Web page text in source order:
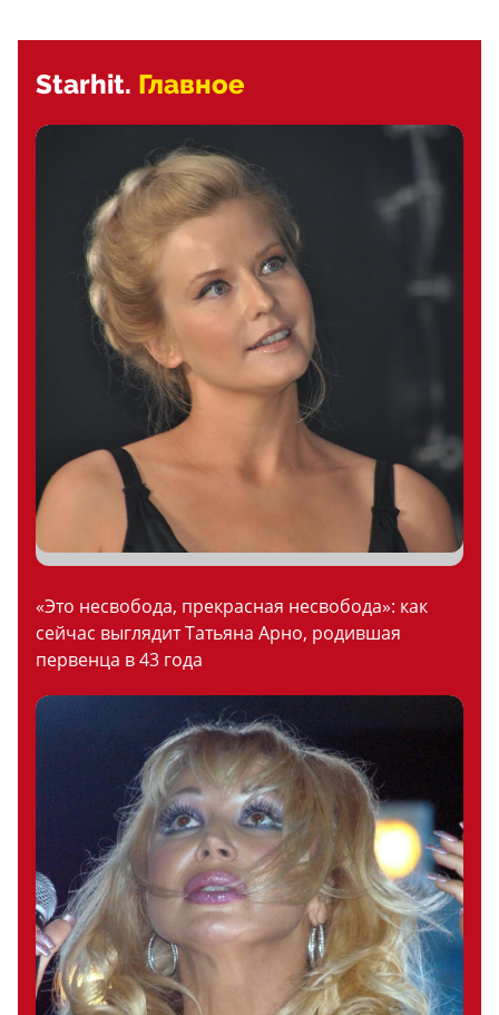
Starhit. Главное
«Это несвобода, прекрасная несвобода»: как
сейчас выглядит Татьяна Арно, родившая
первенца в 43 года